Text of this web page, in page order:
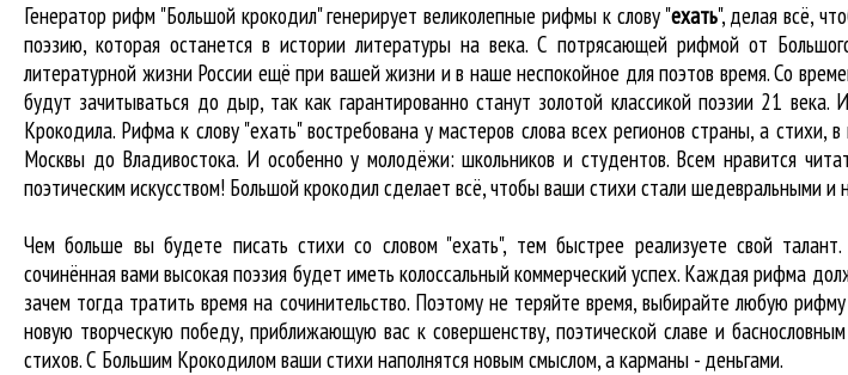
Генератор рифм "Большой крокодил" генерирует великолепные рифмы к слову "ехать", делая всё,
поэзию, которая останется в истории литературы на века. С потрясающей рифмой от
литературной жизни России ещё при вашей жизни и в наше неспокойное для поэтов время. Со
будут зачитываться до дыр, так как гарантированно станут золотой классикой поэзии 21
Крокодила. Рифма к слову "ехать" востребована у мастеров слова всех регионов страны, а стихи,
Москвы до Владивостока. И особенно у молодёжи: школьников и студентов. Всем нравится
поэтическим искусством! Большой крокодил cделает всё, чтобы ваши стихи стали шедевральными и
Чем больше вы будете писать стихи со словом "ехать", тем быстрее реализуете свой
сочинённая вами высокая поэзия будет иметь колоссальный коммерческий успех. Каждая рифма
зачем тогда тратить время на сочинительство. Поэтому не теряйте время, выбирайте любую
новую творческую победу, приближающую вас к совершенству, поэтической славе и
стихов. С Большим Крокодилом ваши стихи наполнятся новым смыслом, а карманы - деньгами.